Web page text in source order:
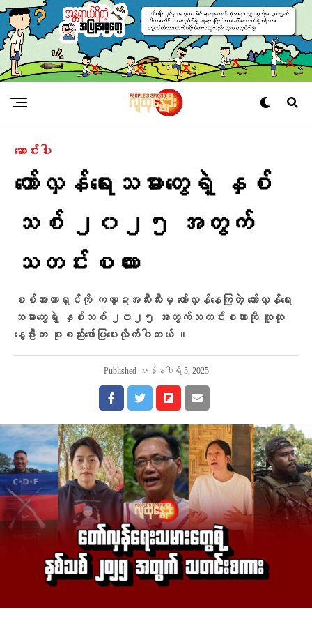
ဆောင်းပါး
တော်လှန်​ရေးသမား​တွေရဲ့ နှစ်
သစ် ၂၀၂၅ အတွက်
သတင်းစကား
စစ်အာဏာရှင်ကို​ ကဏ္ဍအသီးသီးမှ ​တော်လှန်​​နေကြ​တဲ့ ​တော်လှန်​ရေး
သမား​တွေရဲ့ နှစ်သစ် ၂၀၂၅ အတွက်သတင်းစကားကို လူထု​
နွေဦးက စုစည်း​​ဖော်ပြ​ပေးလိုက်ပါတယ် ။
Published ဇန်နဝါရီ 5, 2025